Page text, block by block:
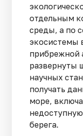
отдельным
среды, а по
экосистемы
прибрежной
развернуты
научных
получать
море,
берега.